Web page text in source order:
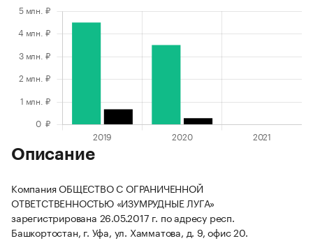
Описание
Компания ОБЩЕСТВО С ОГРАНИЧЕННОЙ
ОТВЕТСТВЕННОСТЬЮ «ИЗУМРУДНЫЕ ЛУГА»
зарегистрирована 26.05.2017 г. по адресу респ.
Башкортостан, г. Уфа, ул. Хамматова, д. 9, офис 20.